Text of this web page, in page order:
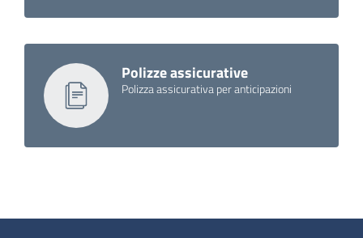
Polizze assicurative
Polizza assicurativa per anticipazioni